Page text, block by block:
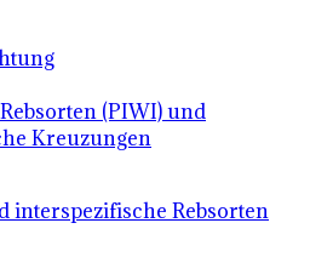
(PIWI) und
Kreuzungen
interspezifische Rebsorten